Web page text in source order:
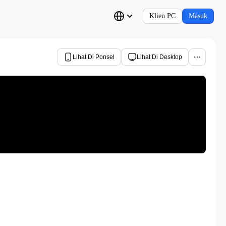
Klien PC Masuk
Lihat Di Ponsel Lihat Di Desktop